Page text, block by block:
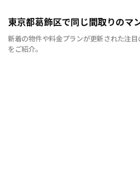
快適で安心な住まいをご提供。入居
を考え、専門部隊がお部屋を厳選！
東京都葛飾区で同じ間取りのマ
新着の物件や料金プランが更新された注
をご紹介。